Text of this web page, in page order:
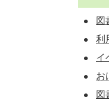
図
利
イ
お
図